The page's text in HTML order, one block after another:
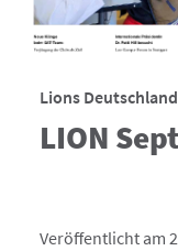
Lions Deutschland
LION
Veröffentlicht am